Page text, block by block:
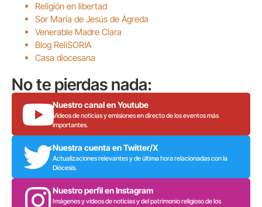
Religión en libertad
Sor María de Jesús de Ágreda
Venerable Madre Clara
Blog ReliSORIA
Casa diocesana
No te pierdas nada:
Nuestro canal en Youtube
Vídeos de noticias y emisiones en directo de los eventos más
importantes.
Nuestra cuenta en Twitter/X
Actualizaciones relevantes y de última hora relacionadas con la
Diócesis.
Nuestro perfil en Instagram
Imágenes y vídeos de noticias y del patrimonio religioso de los